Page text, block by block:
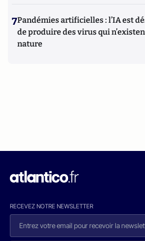
7Pandémies artificielles : l’IA est
de produire des virus qui
nature
RECEVEZ NOTRE NEWSLETTER